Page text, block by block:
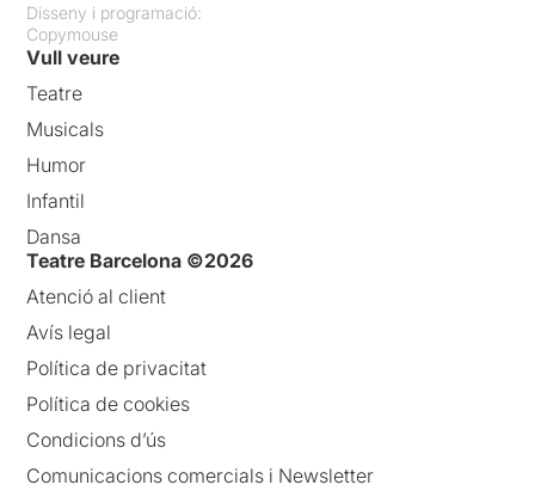
Disseny i programació:
Copymouse
Vull veure
Teatre
Musicals
Humor
Infantil
Dansa
Teatre Barcelona ©2026
Atenció al client
Avís legal
Política de privacitat
Política de cookies
Condicions d’ús
Comunicacions comercials i Newsletter